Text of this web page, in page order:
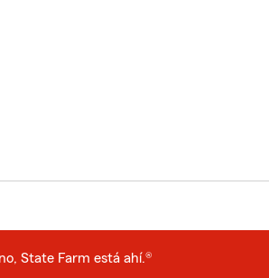
State Farm está ahí.®